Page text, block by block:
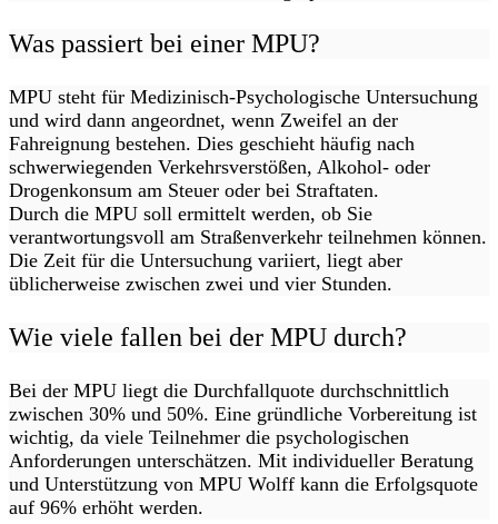
Was passiert bei einer MPU?
MPU steht für Medizinisch-Psychologische Untersuchung
und wird dann angeordnet, wenn Zweifel an der
Fahreignung bestehen. Dies geschieht häufig nach
schwerwiegenden Verkehrsverstößen, Alkohol- oder
Drogenkonsum am Steuer oder bei Straftaten.
Durch die MPU soll ermittelt werden, ob Sie
verantwortungsvoll am Straßenverkehr teilnehmen können.
Die Zeit für die Untersuchung variiert, liegt aber
üblicherweise zwischen zwei und vier Stunden.
Wie viele fallen bei der MPU durch?
Bei der MPU liegt die Durchfallquote durchschnittlich
zwischen 30% und 50%. Eine gründliche Vorbereitung ist
wichtig, da viele Teilnehmer die psychologischen
Anforderungen unterschätzen. Mit individueller Beratung
und Unterstützung von MPU Wolff kann die Erfolgsquote
auf 96% erhöht werden.